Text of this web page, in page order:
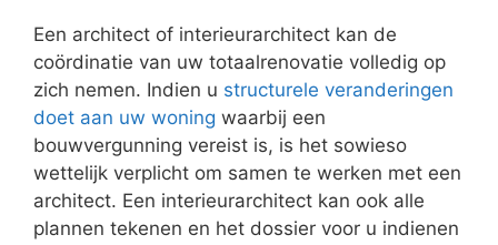
Een architect of interieurarchitect kan de
coördinatie van uw totaalrenovatie volledig op
zich nemen. Indien u structurele veranderingen
doet aan uw woning waarbij een
bouwvergunning vereist is, is het sowieso
wettelijk verplicht om samen te werken met een
architect. Een interieurarchitect kan ook alle
plannen tekenen en het dossier voor u indienen